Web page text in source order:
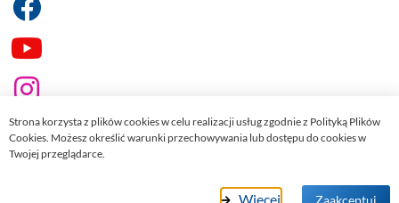
. Wszelkie prawa zastrzeżone.
Strona korzysta z plików cookies w celu realizacji usług zgodnie z Polityką Plików
Cookies. Możesz określić warunki przechowywania lub dostępu do cookies w
Twojej przeglądarce.
Więcej Zaakceptuj